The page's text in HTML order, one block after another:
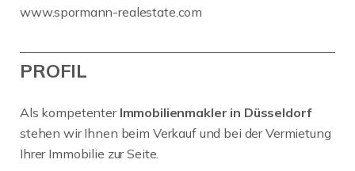
www.spormann-realestate.com
PROFIL
Als kompetenter Immobilienmakler in Düsseldorf
stehen wir Ihnen beim Verkauf und bei der Vermietung
Ihrer Immobilie zur Seite.